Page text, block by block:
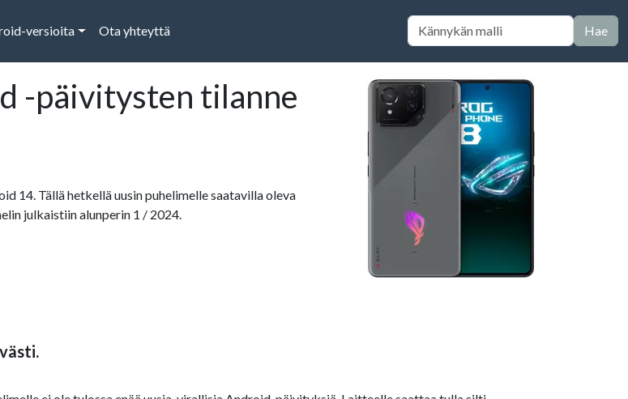
versioita Ota yhteyttä Hae
-päivitysten tilanne
14. Tällä hetkellä uusin puhelimelle saatavilla oleva
julkaistiin alunperin 1 / 2024.